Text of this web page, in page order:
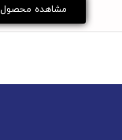
مشاهده محصول